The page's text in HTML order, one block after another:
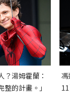
？湯姆霍蘭：
的計畫。」